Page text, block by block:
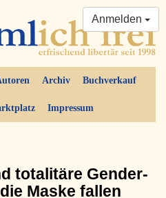
Archiv Buchverkauf
Impressum
Anmelden
totalitäre Gender-
Maske fallen